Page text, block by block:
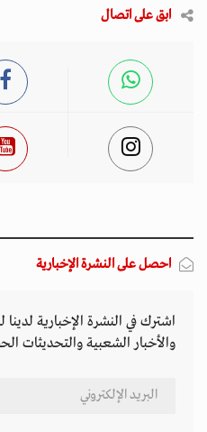
ابق على اتصال
احصل على النشرة الإخبارية
اشترك في النشرة الإخبارية
والأخبار الشعبية والتحديثات